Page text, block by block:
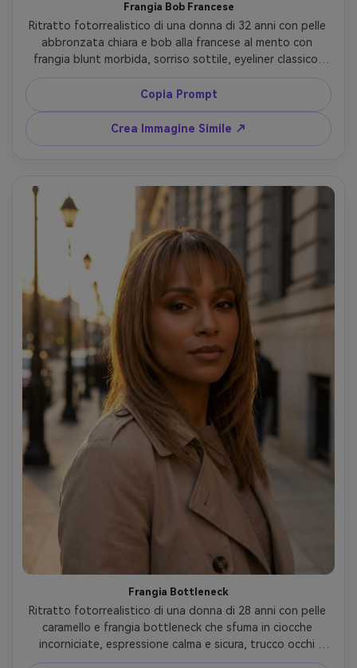
Frangia Bob Francese
Ritratto fotorrealistico di una donna di 32 anni con pelle
abbronzata chiara e bob alla francese al mento con
frangia blunt morbida, sorriso sottile, eyeliner classico,
indossa maglia a righe e foulard rosso, sfondo strada
parigina sfocato, luce diurna nuvolosa con contrasto
delicato, Sony A7III, 85mm f/2, medio ravvicinato, leggera
inclinazione, volume realistico del bob e curvatura frangia,
grading editoriale filmico, messa a fuoco nitida --ar 4:5
Copia Prompt
Crea Immagine Simile ↗
Frangia Bottleneck
Ritratto fotorrealistico di una donna di 28 anni con pelle
caramello e frangia bottleneck che sfuma in ciocche
incorniciate, espressione calma e sicura, trucco occhi
bronzo, indossa trench beige, sfondo marciapiede